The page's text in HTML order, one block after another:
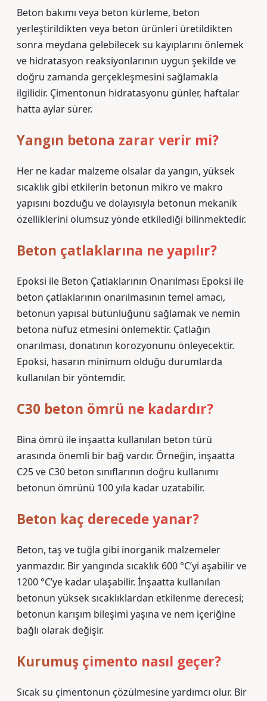
Beton bakımı veya beton kürleme, beton
yerleştirildikten veya beton ürünleri üretildikten
sonra meydana gelebilecek su kayıplarını önlemek
ve hidratasyon reaksiyonlarının uygun şekilde ve
doğru zamanda gerçekleşmesini sağlamakla
ilgilidir. Çimentonun hidratasyonu günler, haftalar
hatta aylar sürer.
Yangın betona zarar verir mi?
Her ne kadar malzeme olsalar da yangın, yüksek
sıcaklık gibi etkilerin betonun mikro ve makro
yapısını bozduğu ve dolayısıyla betonun mekanik
özelliklerini olumsuz yönde etkilediği bilinmektedir.
Beton çatlaklarına ne yapılır?
Epoksi ile Beton Çatlaklarının Onarılması Epoksi ile
beton çatlaklarının onarılmasının temel amacı,
betonun yapısal bütünlüğünü sağlamak ve nemin
betona nüfuz etmesini önlemektir. Çatlağın
onarılması, donatının korozyonunu önleyecektir.
Epoksi, hasarın minimum olduğu durumlarda
kullanılan bir yöntemdir.
C30 beton ömrü ne kadardır?
Bina ömrü ile inşaatta kullanılan beton türü
arasında önemli bir bağ vardır. Örneğin, inşaatta
C25 ve C30 beton sınıflarının doğru kullanımı
betonun ömrünü 100 yıla kadar uzatabilir.
Beton kaç derecede yanar?
Beton, taş ve tuğla gibi inorganik malzemeler
yanmazdır. Bir yangında sıcaklık 600 °C’yi aşabilir ve
1200 °C’ye kadar ulaşabilir. İnşaatta kullanılan
betonun yüksek sıcaklıklardan etkilenme derecesi;
betonun karışım bileşimi yaşına ve nem içeriğine
bağlı olarak değişir.
Kurumuş çimento nasıl geçer?
Sıcak su çimentonun çözülmesine yardımcı olur. Bir